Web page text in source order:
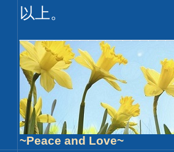
以上。
~Peace and Love~